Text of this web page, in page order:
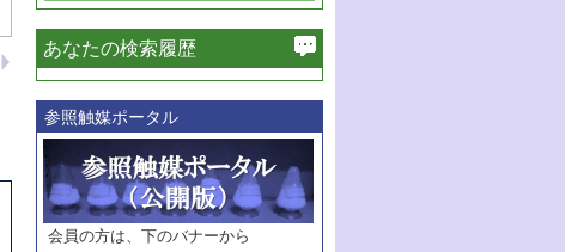
およびメソポーラスTiO2中バナジウムサイト変換の観測
必ず含む
巻・号指定
巻
号
範囲指定
巻
号～
巻
号
あなたの検索履歴
参照触媒ポータル
会員の方は、下のバナーから